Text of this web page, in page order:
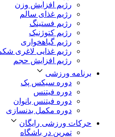
رژیم افزایش وزن
رژیم غذای سالم
رژیم فستینگ
رژیم کتوژنیک
رژیم گیاهخواری
رژیم غذایی لاغری
رژیم افزایش حجم
برنامه ورزشی
دوره سیکس پک
دوره فیتنس
دوره فیتنس بانوان
دوره مکمل بدنسازی
حرکات ورزشی رایگان
تمرین در باشگاه